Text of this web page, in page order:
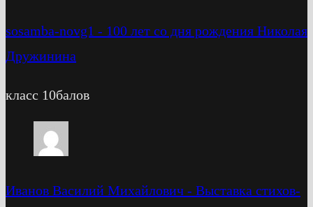
sosamba-novg1 - 100 лет со дня рождения Николая
Дружинина
класс 10балов
Иванов Василий Михайлович - Выставка стихов-